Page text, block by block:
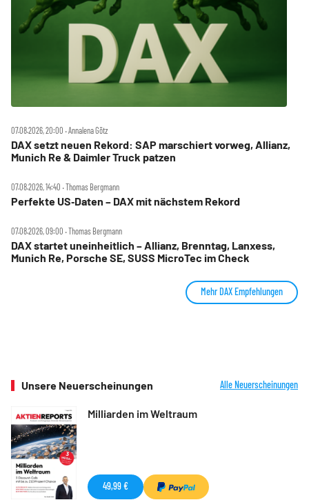
07.08.2026, 20:00 ‧ Annalena Götz
DAX setzt neuen Rekord: SAP marschiert vorweg, Allianz,
Munich Re & Daimler Truck patzen
07.08.2026, 14:40 ‧ Thomas Bergmann
Perfekte US‑Daten – DAX mit nächstem Rekord
07.08.2026, 09:00 ‧ Thomas Bergmann
DAX startet uneinheitlich – Allianz, Brenntag, Lanxess,
Munich Re, Porsche SE, SUSS MicroTec im Check
Mehr DAX Empfehlungen
Unsere Neuerscheinungen Alle Neuerscheinungen
Milliarden im Weltraum
49,99 €